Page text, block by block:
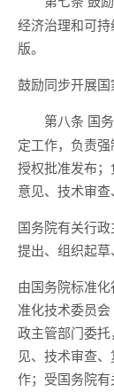
经济治理和可
版。
鼓励同步开展国
第八条 国
定工作，负责
授权批准发布
意见、技术审查
国务院有关行
提出、组织起草
由国务院标准
准化技术委员
政主管部门委
见、技术审查
作；受国务院